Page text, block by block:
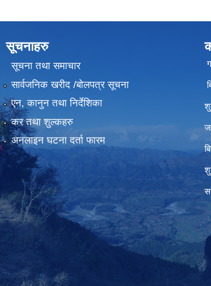
सूचनाहरु
सूचना तथा समाचार
सार्वजनिक खरीद /बोलपत्र सूचना
एन, कानुन तथा निर्देशिका
कर तथा शुल्कहरु
अनलाइन घटना दर्ता फारम